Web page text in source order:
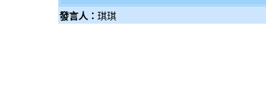
發言人： 琪琪